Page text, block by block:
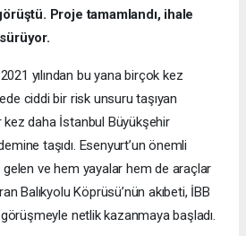
Proje tamamlandı, ihale
yılından bu yana birçok kez
ciddi bir risk unsuru taşıyan
kez daha İstanbul Büyükşehir
taşıdı. Esenyurt’un önemli
gelen ve hem yayalar hem de araçlar
Balıkyolu Köprüsü’nün akıbeti, İBB
netlik kazanmaya başladı.